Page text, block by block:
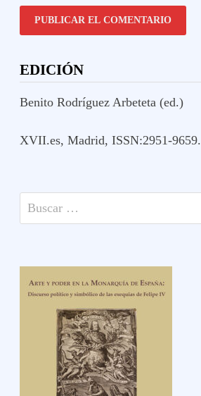
EDICIÓN
Benito Rodríguez Arbeteta (ed.)
XVII.es, Madrid, ISSN:2951-9659.
Buscar: